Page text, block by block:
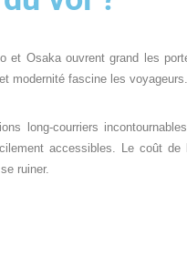
et Osaka ouvrent grand les
modernité fascine les voyageurs.
long-courriers
accessibles. Le coût
ruiner.